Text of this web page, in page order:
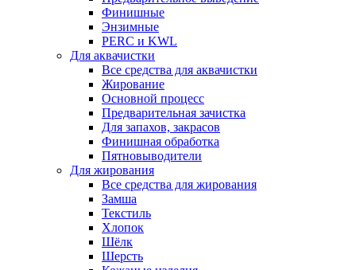
Финишные
Энзимные
PERC и KWL
Для аквачистки
Все средства для аквачистки
Жирование
Основной процесс
Предварительная зачистка
Для запахов, закрасов
Финишная обработка
Пятновыводители
Для жирования
Все средства для жирования
Замша
Текстиль
Хлопок
Шёлк
Шерсть